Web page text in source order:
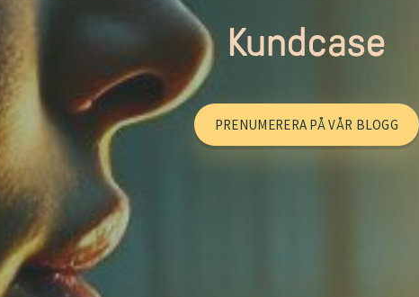
Kundcase
PRENUMERERA PÅ VÅR BLOGG